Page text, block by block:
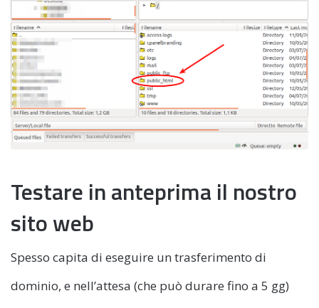
Testare in anteprima il nostro
sito web
Spesso capita di eseguire un trasferimento di
dominio, e nell’attesa (che può durare fino a 5 gg)